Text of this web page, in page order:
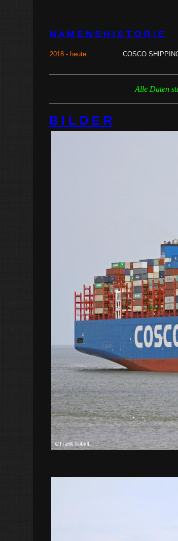
N A M E N S H I S T O R I E
2018 - heute: COSCO
Alle Daten
B I L D E R